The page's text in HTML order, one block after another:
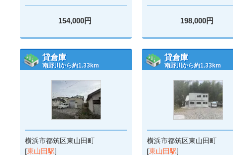
154,000円 198,000円
貸倉庫
南野川から約1.33km
横浜市都筑区東山田町
[東山田駅]
貸倉庫
南野川から約1.33km
横浜市都筑区東山田町
[東山田駅]